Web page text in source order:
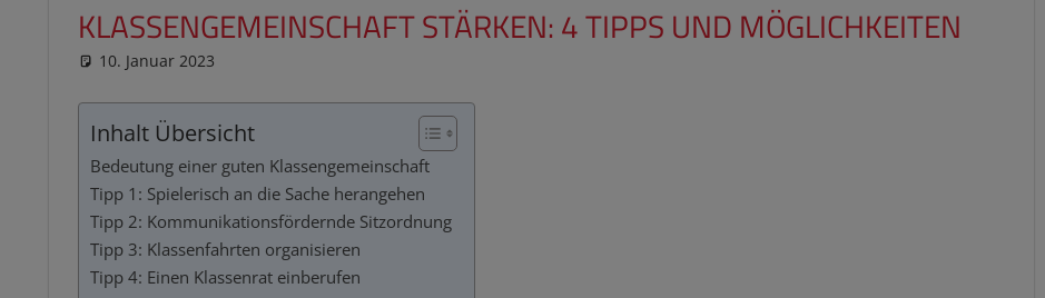
KLASSENGEMEINSCHAFT STÄRKEN: 4 TIPPS UND MÖGLICHKEITEN
10. Januar 2023
Inhalt Übersicht
Bedeutung einer guten Klassengemeinschaft
Tipp 1: Spielerisch an die Sache herangehen
Tipp 2: Kommunikationsfördernde Sitzordnung
Tipp 3: Klassenfahrten organisieren
Tipp 4: Einen Klassenrat einberufen